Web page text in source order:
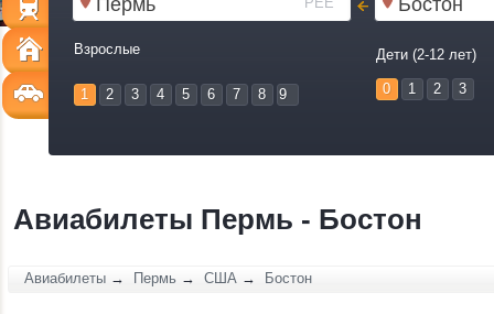
Взрослые
1 2 3 4 5 6 7 8 9
Дети (2-12 лет)
0 1 2 3
Авиабилеты Пермь - Бостон
Авиабилеты → Пермь → США → Бостон